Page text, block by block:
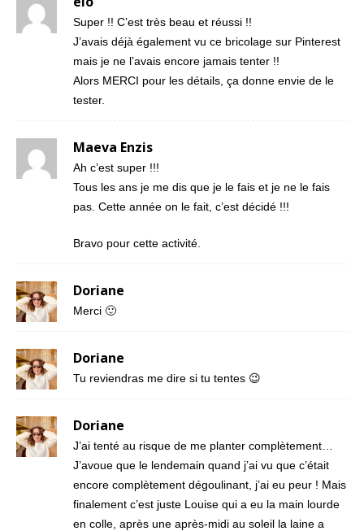
Super !! C’est très beau et réussi !!
J’avais déjà également vu ce bricolage sur Pinterest
mais je ne l’avais encore jamais tenter !!
Alors MERCI pour les détails, ça donne envie de le
tester.
Maeva Enzis
Ah c’est super !!!
Tous les ans je me dis que je le fais et je ne le fais
pas. Cette année on le fait, c’est décidé !!!
Bravo pour cette activité.
Doriane
Merci 🙂
Doriane
Tu reviendras me dire si tu tentes 😉
Doriane
J’ai tenté au risque de me planter complètement…
J’avoue que le lendemain quand j’ai vu que c’était
encore complètement dégoulinant, j’ai eu peur ! Mais
finalement c’est juste Louise qui a eu la main lourde
en colle, après une après-midi au soleil la laine a